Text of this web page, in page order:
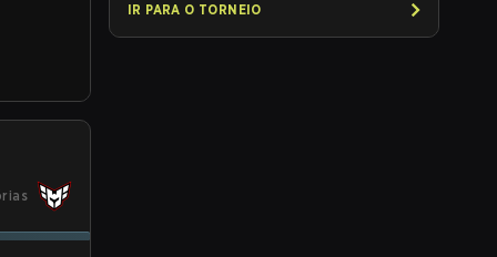
IR PARA O TORNEIO